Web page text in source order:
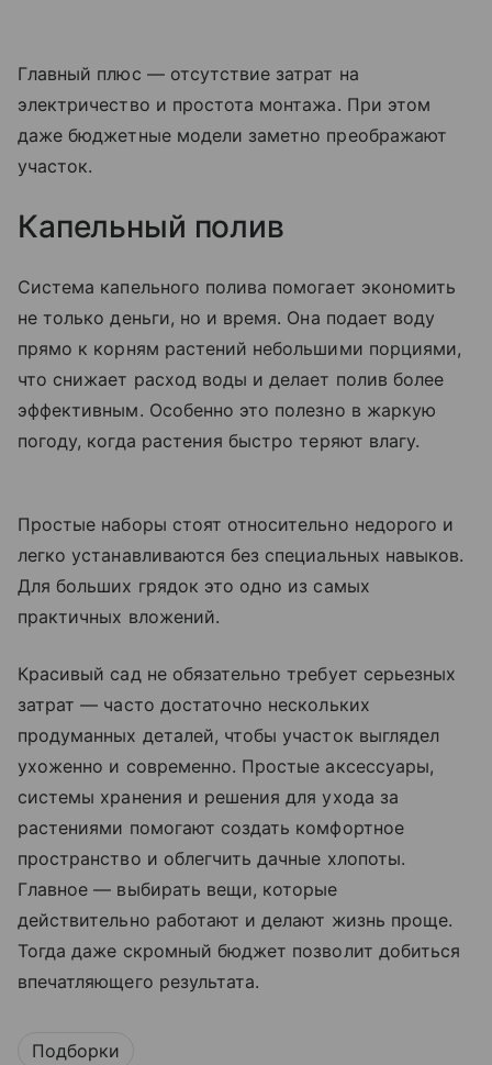
Главный плюс — отсутствие затрат на
электричество и простота монтажа. При этом
даже бюджетные модели заметно преображают
участок.
Капельный полив
Система капельного полива помогает экономить
не только деньги, но и время. Она подает воду
прямо к корням растений небольшими порциями,
что снижает расход воды и делает полив более
эффективным. Особенно это полезно в жаркую
погоду, когда растения быстро теряют влагу.
Простые наборы стоят относительно недорого и
легко устанавливаются без специальных навыков.
Для больших грядок это одно из самых
практичных вложений.
Красивый сад не обязательно требует серьезных
затрат — часто достаточно нескольких
продуманных деталей, чтобы участок выглядел
ухоженно и современно. Простые аксессуары,
системы хранения и решения для ухода за
растениями помогают создать комфортное
пространство и облегчить дачные хлопоты.
Главное — выбирать вещи, которые
действительно работают и делают жизнь проще.
Тогда даже скромный бюджет позволит добиться
впечатляющего результата.
Подборки